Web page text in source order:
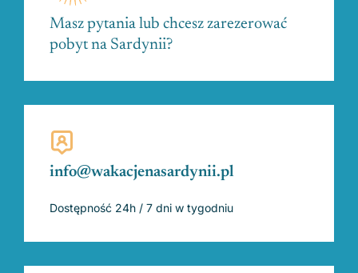
Masz pytania lub chcesz zarezerować
pobyt na Sardynii?
info@wakacjenasardynii.pl
Dostępność 24h / 7 dni w tygodniu